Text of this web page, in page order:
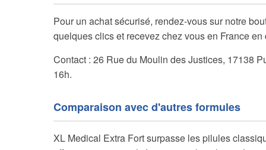
Pour un achat sécurisé, rendez-vous sur notre
quelques clics et recevez chez vous en France
Contact : 26 Rue du Moulin des Justices, 17138
16h.
Comparaison avec d'autres formules
XL Medical Extra Fort surpasse les pilules